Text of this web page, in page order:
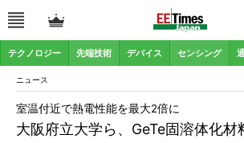
テクノロジー 先端技術 デバイス センシング
ニュース
大阪府立大学ら、GeTe固溶体化材
室温付近で熱電性能を最大2倍に